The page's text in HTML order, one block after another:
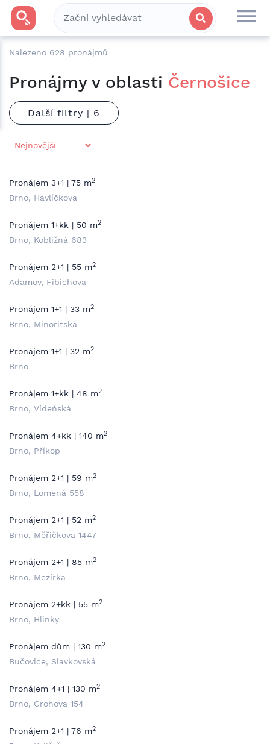
Nalezeno 628 pronájmů
Pronájmy v oblasti Černošice
Další filtry |
Pronájem 3+1 | 75 m2
Brno, Havlíčkova
Pronájem 1+kk | 50 m2
Brno, Kobližná 683
Pronájem 2+1 | 55 m2
Adamov, Fibichova
Pronájem 1+1 | 33 m2
Brno, Minoritská
Pronájem 1+1 | 32 m2
Brno
Pronájem 1+kk | 48 m2
Brno, Vídeňská
Pronájem 4+kk | 140 m2
Brno, Příkop
Pronájem 2+1 | 59 m2
Brno, Lomená 558
Pronájem 2+1 | 52 m2
Brno, Měřičkova 1447
Pronájem 2+1 | 85 m2
Brno, Mezírka
Pronájem 2+kk | 55 m2
Brno, Hlinky
Pronájem dům | 130 m2
Bučovice, Slavkovská
Pronájem 4+1 | 130 m2
Brno, Grohova 154
Pronájem 2+1 | 76 m2